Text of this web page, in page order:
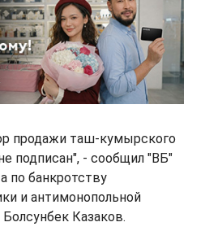
продажи таш-кумырского
подписан", - сообщил "ВБ"
по банкротству
и антимонопольной
Казаков.